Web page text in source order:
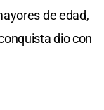
de edad,
dio con